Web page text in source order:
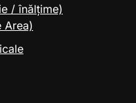
/ înălțime)
Area)